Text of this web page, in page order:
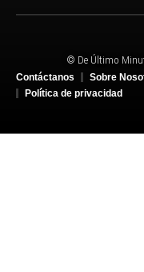
© De Último
Contáctanos
Sobre
Política de privacidad